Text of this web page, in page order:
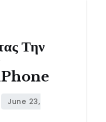
Την